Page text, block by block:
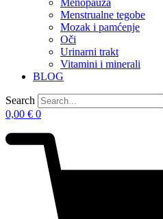
Menopauza
Menstrualne tegobe
Mozak i pamćenje
Oči
Urinarni trakt
Vitamini i minerali
BLOG
Search
0,00 € 0